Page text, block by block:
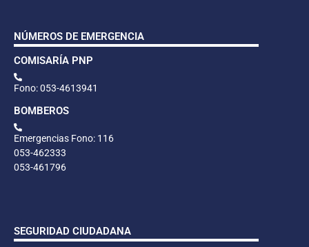
NÚMEROS DE EMERGENCIA
COMISARÍA PNP
Fono: 053-4613941
BOMBEROS
Emergencias Fono: 116
053-462333
053-461796
SEGURIDAD CIUDADANA